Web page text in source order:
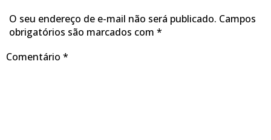
O seu endereço de e-mail não será publicado. Campos
obrigatórios são marcados com *
Comentário *